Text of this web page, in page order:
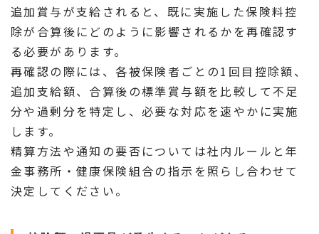
追加賞与が支給されると、既に実施した保険料控
除が合算後にどのように影響されるかを再確認す
る必要があります。
再確認の際には、各被保険者ごとの1回目控除額、
追加支給額、合算後の標準賞与額を比較して不足
分や過剰分を特定し、必要な対応を速やかに実施
します。
精算方法や通知の要否については社内ルールと年
金事務所・健康保険組合の指示を照らし合わせて
決定してください。